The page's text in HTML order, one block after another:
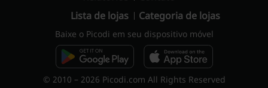
Lista de lojas
Categoria de lojas
Baixe o Picodi em seu dispositivo móvel
© 2010 – 2026 Picodi.com All Rights Reserved